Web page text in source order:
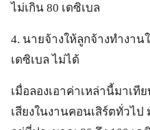
ไม่เกิน 80 เดซิเบล
4. นายจ้างให้ลูกจ้างทำงาน
เดซิเบล ไม่ได้
เมื่อลองเอาค่าเหล่านี้มาเที
เสียงในงานคอนเสิร์ตทั่วไ